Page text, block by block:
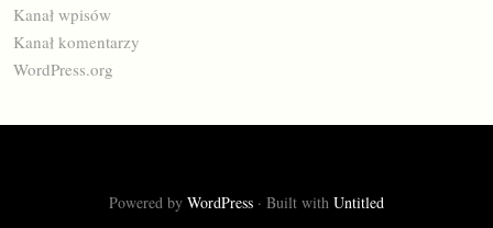
Kanał wpisów
Kanał komentarzy
WordPress.org
Powered by WordPress · Built with Untitled